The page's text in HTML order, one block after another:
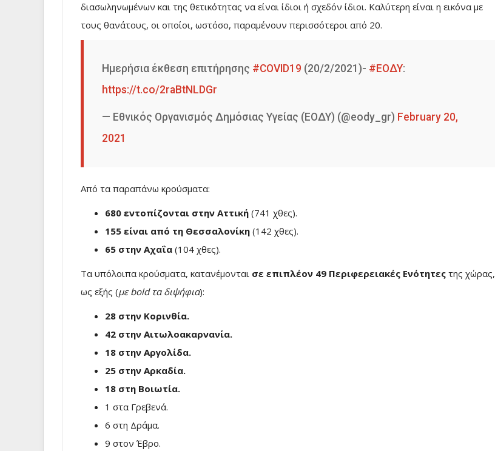
διασωληνωμένων και της θετικότητας να είναι ίδιοι ή σχεδόν ίδιοι. Καλύτερη είναι η εικόνα με
τους θανάτους, οι οποίοι, ωστόσο, παραμένουν περισσότεροι από 20.
Ημερήσια έκθεση επιτήρησης #COVID19 (20/2/2021)- #ΕΟΔΥ:
https://t.co/2raBtNLDGr
— Εθνικός Οργανισμός Δημόσιας Υγείας (ΕΟΔΥ) (@eody_gr) February 20,
2021
Από τα παραπάνω κρούσματα:
680 εντοπίζονται στην Αττική (741 χθες).
155 είναι από τη Θεσσαλονίκη (142 χθες).
65 στην Αχαΐα (104 χθες).
Τα υπόλοιπα κρούσματα, κατανέμονται σε επιπλέον 49 Περιφερειακές Ενότητες της χώρας,
ως εξής (με bold τα διψήφια):
28 στην Κορινθία.
42 στην Αιτωλοακαρνανία.
18 στην Αργολίδα.
25 στην Αρκαδία.
18 στη Βοιωτία.
1 στα Γρεβενά.
6 στη Δράμα.
9 στον Έβρο.